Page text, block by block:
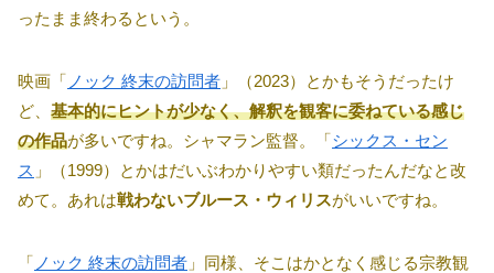
ったまま終わるという。
映画「 ノック 終末の訪問者 」（2023）とかもそうだったけ
ど、 基本的にヒントが少なく、解釈を観客に委ねている感じ
の作品が多いですね。シャマラン監督。「シックス・セン
ス 」（1999）とかはだいぶわかりやすい類だったんだなと改
めて。あれは戦わないブルース・ウィリスがいいですね。
「 ノック 終末の訪問者 」同様、そこはかとなく感じる宗教観